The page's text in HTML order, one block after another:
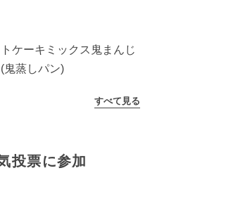
ケーキミックス鬼まんじ
鬼蒸しパン)
すべて見る
投票に参加